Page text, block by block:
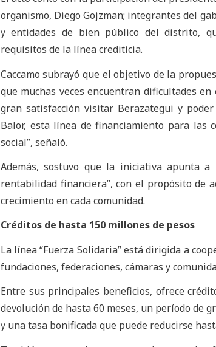
organismo, Diego Gojzman; integrantes del
y entidades de bien público del distrito,
requisitos de la línea crediticia.
Caccamo subrayó que el objetivo de la
que muchas veces encuentran dificultades
gran satisfacción visitar Berazategui y
Balor, esta línea de financiamiento para las
social”, señaló.
Además, sostuvo que la iniciativa apunta
rentabilidad financiera”, con el propósito de
crecimiento en cada comunidad.
Créditos de hasta 150 millones de pesos
La línea “Fuerza Solidaria” está dirigida a
fundaciones, federaciones, cámaras y
Entre sus principales beneficios, ofrece
devolución de hasta 60 meses, un período de
y una tasa bonificada que puede reducirse